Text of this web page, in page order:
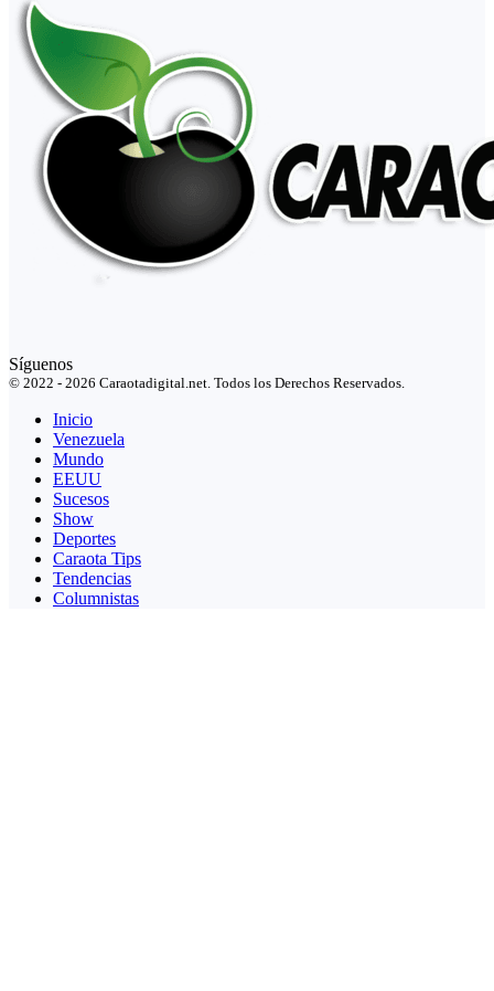
Síguenos
© 2022 - 2026 Caraotadigital.net. Todos los Derechos Reservados.
Inicio
Venezuela
Mundo
EEUU
Sucesos
Show
Deportes
Caraota Tips
Tendencias
Columnistas